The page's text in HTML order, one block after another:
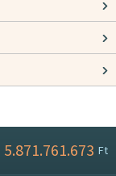
5.871.761.673 Ft